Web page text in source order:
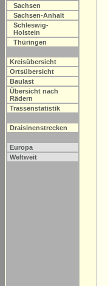
Sachsen
Sachsen-Anhalt
Schleswig-
Holstein
Thüringen
Kreisübersicht
Ortsübersicht
Baulast
Übersicht nach
Rädern
Trassenstatistik
Draisinenstrecken
Europa
Weltweit